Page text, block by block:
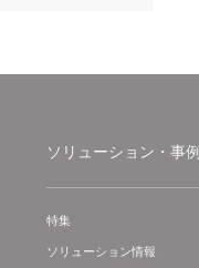
ソリューション・事例
特集
ソリューション情報